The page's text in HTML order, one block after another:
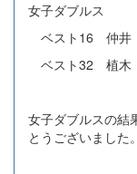
女子ダブルス
ベスト16 仲井
ベスト32 植木
女子ダブルスの結
とうございました。